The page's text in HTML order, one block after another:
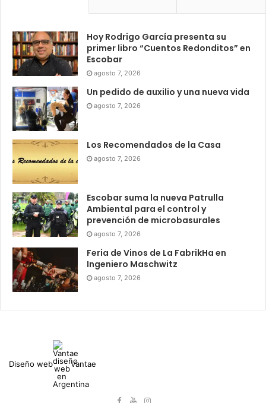
Hoy Rodrigo García presenta su
primer libro “Cuentos Redonditos” en
Escobar
agosto 7, 2026
Un pedido de auxilio y una nueva vida
agosto 7, 2026
Los Recomendados de la Casa
agosto 7, 2026
Escobar suma la nueva Patrulla
Ambiental para el control y
prevención de microbasurales
agosto 7, 2026
Feria de Vinos de La FabrikHa en
Ingeniero Maschwitz
agosto 7, 2026
Diseño web Vantae